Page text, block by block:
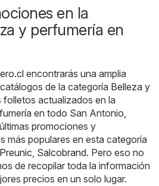
en la
y perfumería en
encontrarás una amplia
de la categoría Belleza y
folletos actualizados en la
en todo San Antonio,
promociones y
más populares en esta categoría
Preunic, Salcobrand. Pero eso no
de recopilar toda la información
precios en un solo lugar.